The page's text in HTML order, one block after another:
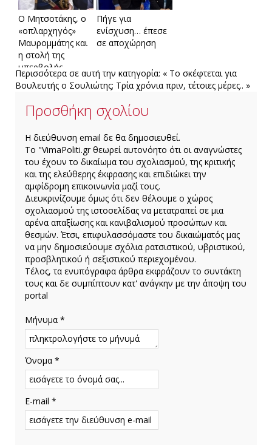
Ο Μητσοτάκης, ο
«οπλαρχηγός»
Μαυρομμάτης και
η στολή της
υπερβολής
Πήγε για
ενίσχυση… έπεσε
σε αποχώρηση
Περισσότερα σε αυτή την κατηγορία: « Το σκέφτεται για
Βουλευτής ο Σουλιώτης; Τρία χρόνια πριν, τέτοιες μέρες.. »
Προσθήκη σχολίου
H διεύθυνση email δε θα δημοσιευθεί.
Το "VimaPoliti.gr θεωρεί αυτονόητο ότι οι αναγνώστες
του έχουν το δικαίωμα του σχολιασμού, της κριτικής
και της ελεύθερης έκφρασης και επιδιώκει την
αμφίδρομη επικοινωνία μαζί τους.
Διευκρινίζουμε όμως ότι δεν θέλουμε ο χώρος
σχολιασμού της ιστοσελίδας να μετατραπεί σε μια
αρένα απαξίωσης και κανιβαλισμού προσώπων και
θεσμών. Έτσι, επιφυλασσόμαστε του δικαιώματός μας
να μην δημοσιεύουμε σχόλια ρατσιστικού, υβριστικού,
προσβλητικού ή σεξιστικού περιεχομένου.
Τέλος, τα ενυπόγραφα άρθρα εκφράζουν το συντάκτη
τους και δε συμπίπτουν κατ' ανάγκην με την άποψη του
portal
Μήνυμα *
Όνομα *
E-mail *